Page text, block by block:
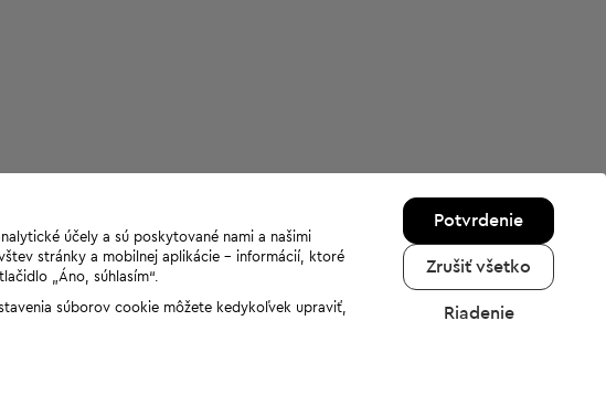
účely a sú poskytované nami a našimi
stránky a mobilnej aplikácie - informácií, ktoré
„Áno, súhlasím“.
súborov cookie môžete kedykoľvek upraviť,
Potvrdenie
Zrušiť všetko
Riadenie